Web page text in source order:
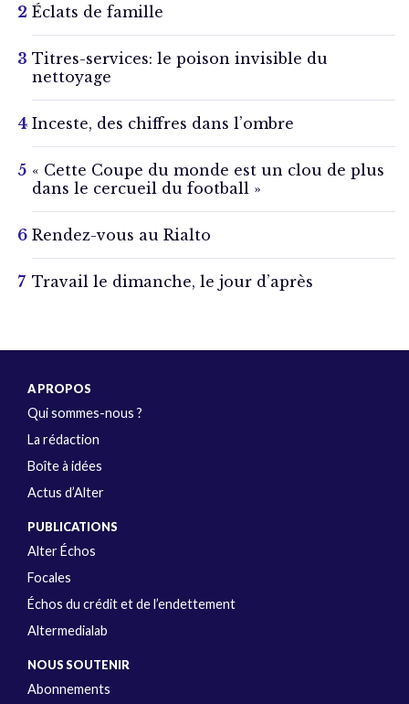
Éclats de famille
Titres-services: le poison invisible du
nettoyage
Inceste, des chiffres dans l’ombre
« Cette Coupe du monde est un clou de plus
dans le cercueil du football »
Rendez-vous au Rialto
Travail le dimanche, le jour d’après
A PROPOS
Qui sommes-nous ?
La rédaction
Boîte à idées
Actus d’Alter
PUBLICATIONS
Alter Échos
Focales
Échos du crédit et de l’endettement
Altermedialab
NOUS SOUTENIR
Abonnements